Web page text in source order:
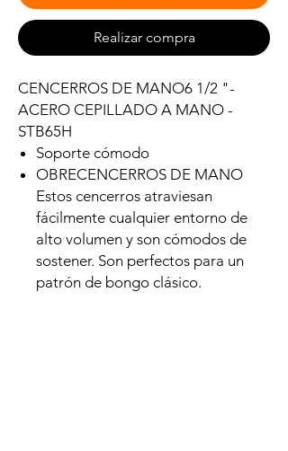
Realizar compra
CENCERROS DE MANO6 1/2 "-
ACERO CEPILLADO A MANO -
STB65H
Soporte cómodo
OBRECENCERROS DE MANO
Estos cencerros atraviesan
fácilmente cualquier entorno de
alto volumen y son cómodos de
sostener. Son perfectos para un
patrón de bongo clásico.